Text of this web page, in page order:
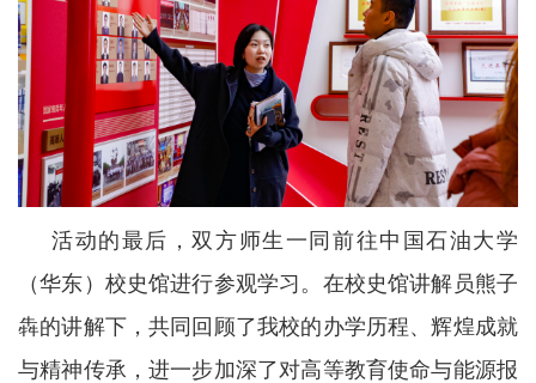
活动的最后，双方师生一同前往中国石油大学
（华东）校史馆进行参观学习。在校史馆讲解员熊子
犇的讲解下，共同回顾了我校的办学历程、辉煌成就
与精神传承，进一步加深了对高等教育使命与能源报